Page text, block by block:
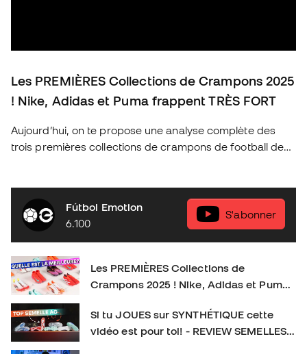
Les PREMIÈRES Collections de Crampons 2025
! Nike, Adidas et Puma frappent TRÈS FORT
Aujourd’hui, on te propose une analyse complète des
trois premières collections de crampons de football de
technologies qui révolutionnent le jeu et quels sont les
crampons idéaux pour chaque type de joueur. As-tu déjà
ton modèle préféré ? Donne-nous ton avis en
commentaire et n’oublie pas de t’abonner pour plus de
contenu exclusif sur le football et l’équipement sportif !
👉 Abonne-toi et active la cloche pour plus de contenu
foot. SOCIAL : IG :
https://www.instagram.com/futbolemotionfr/ TIKTOK :
https://www.tiktok.com/@futbolemotionfr Crampons de
football : #CramponsDeFootball #Football
Fútbol Emotion
6.100
S'abonner
Les PREMIÈRES Collections de
Crampons 2025 ! Nike, Adidas et Puma
Si tu JOUES sur SYNTHÉTIQUE cette
vidéo est pour toi! - REVIEW SEMELLES